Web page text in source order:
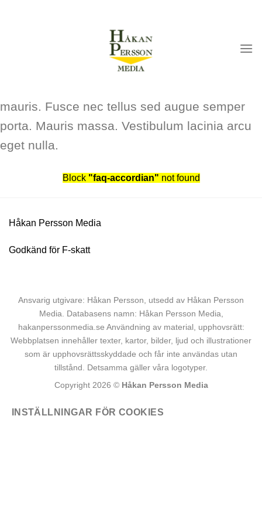
adipiscing elit. Integer nec odio. Praesent
libero. Sed cursus ante dapibus diam. Sed
nisi. Nulla quis sem at nibh elementum
mauris. Fusce nec tellus sed augue semper
porta. Mauris massa. Vestibulum lacinia arcu
eget nulla.
Block "faq-accordian" not found
Håkan Persson Media
Godkänd för F-skatt
Ansvarig utgivare: Håkan Persson, utsedd av Håkan Persson
Media. Databasens namn: Håkan Persson Media,
hakanperssonmedia.se Användning av material, upphovsrätt:
Webbplatsen innehåller texter, kartor, bilder, ljud och illustrationer
som är upphovsrättsskyddade och får inte användas utan
tillstånd. Detsamma gäller våra logotyper.
Copyright 2026 © Håkan Persson Media
INSTÄLLNINGAR FÖR COOKIES